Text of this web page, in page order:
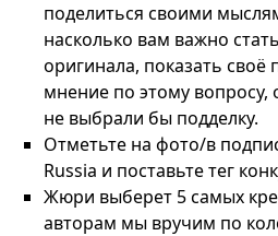
поделиться своими
насколько вам важно
оригинала, показать
мнение по этому
не выбрали бы подделку.
Отметьте на фото/в
Russia и поставьте тег
Жюри выберет 5 самых
авторам мы вручим по